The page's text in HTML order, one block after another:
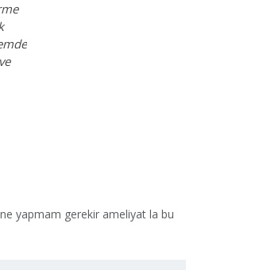
ne yapmam gerekir ameliyat la bu